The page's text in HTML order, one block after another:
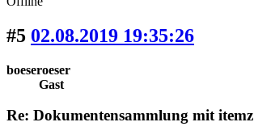
#5 02.08.2019 19:35:26
boeseroeser
Gast
Re: Dokumentensammlung mit itemz